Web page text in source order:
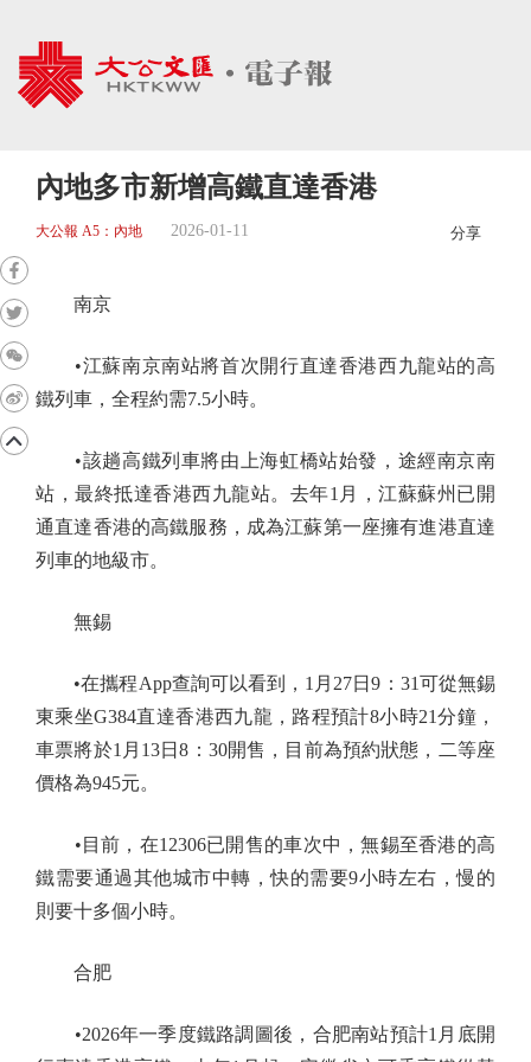
內地多市新增高鐵直達香港
大公報 A5：內地 2026-01-11 分享
南京
•江蘇南京南站將首次開行直達香港西九龍站的高
鐵列車，全程約需7.5小時。
•該趟高鐵列車將由上海虹橋站始發，途經南京南
站，最終抵達香港西九龍站。去年1月，江蘇蘇州已開
通直達香港的高鐵服務，成為江蘇第一座擁有進港直達
列車的地級市。
無錫
•在攜程App查詢可以看到，1月27日9：31可從無錫
東乘坐G384直達香港西九龍，路程預計8小時21分鐘，
車票將於1月13日8：30開售，目前為預約狀態，二等座
價格為945元。
•目前，在12306已開售的車次中，無錫至香港的高
鐵需要通過其他城市中轉，快的需要9小時左右，慢的
則要十多個小時。
合肥
•2026年一季度鐵路調圖後，合肥南站預計1月底開